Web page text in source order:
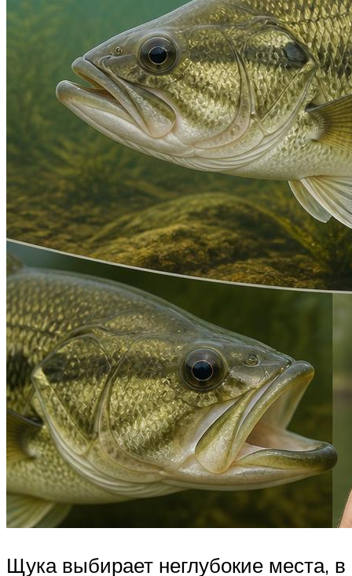
Щука выбирает неглубокие места, в